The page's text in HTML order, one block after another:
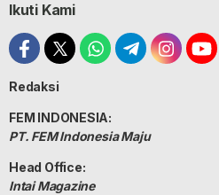
Ikuti Kami
Redaksi
FEM INDONESIA:
PT. FEM Indonesia Maju
Head Office:
Intai Magazine